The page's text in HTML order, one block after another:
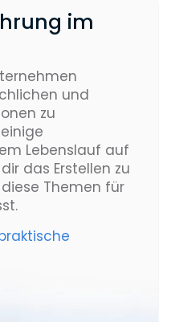
im
und
zu
Lebenslauf auf
das Erstellen zu
Themen für